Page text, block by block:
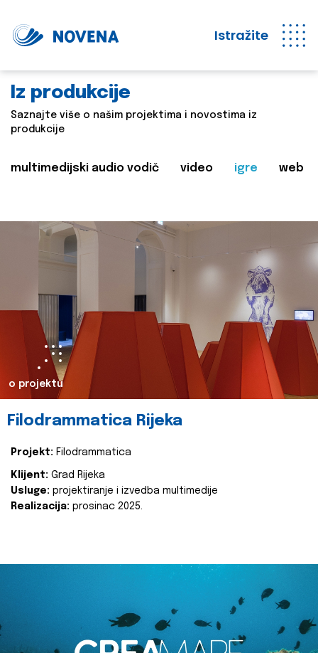
Istražite
Iz produkcije
Saznajte više o našim projektima i novostima iz
produkcije
multimedijski audio vodič video igre web
o projektu
Filodrammatica Rijeka
Projekt: Filodrammatica
Klijent: Grad Rijeka
Usluge: projektiranje i izvedba multimedije
Realizacija: prosinac 2025.